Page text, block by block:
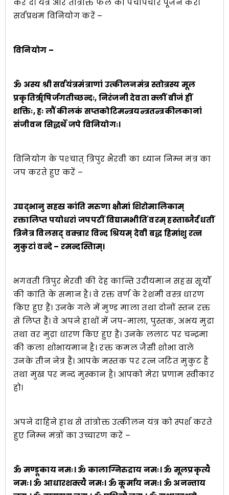
कर दें। यंत्र और तांत्रोक्त फल का पंचोपचार पूजन करें।
सर्वप्रथम विनियोग करें –
विनियोग –
ॐ अस्य श्री सर्वयंत्रमंत्राणां उत्कीलनमंत्र स्तोत्रस्य मूल
प्रकृतिर्ॠषिर्जगतीच्छन्दः, निरंजनी देवता क्लीं बीजं ह्रीं
शक्तिः, ह्रः लौं कीलकं सप्तकोटिमन्त्रयन्त्रतन्त्रकीलकानां
संजीवन सिद्धर्थे जपे विनियोगः।
विनियोग के पश्‍चात् त्रिपुर भैरवी का ध्यान निम्न मंत्र का
जप करते हुए करें –
उद्यद्भानु सहस्र कांति मरुणा क्षौमां शिरोमालिकाम्
रक्तालिप्त पयोधरां जपपटीं विद्यामभीतिं वरम् हस्ताब्जैर्दधतीं
त्रिनेत्र विलसद् वक्त्रार विन्द श्रियम् देवी बद्ध हिमांशु रत्न
मुकुटां वन्दे – रमन्दस्तिाम्।
भगवती त्रिपुर भैरवी की देह कान्ति उदीयमान सहस्र सूर्यों
की कांति के समान है। वे रक्त वर्ण के रेशमी वस्त्र धारण
किए हुए हैं। उनके गले में मुण्ड माला तथा दोनों स्तन रक्त
से लिप्त हैं। वे अपने हाथों में जप-माला, पुस्तक, अभय मुद्रा
तथा वर मुद्रा धारण किए हुए हैं। उनके ललाट पर चन्द्रमा
की कला शोभायमान है। रक्त कमल जैसी शोभा वाले
उनके तीन नेत्र हैं। आपके मस्तक पर रत्न जटित मुकुट है
तथा मुख पर मन्द मुस्कान है। आपको मेरा प्रणाम स्वीकार
हो।
अपने दाहिने हाथ से तांत्रोक्त उत्कीलन यंत्र को स्पर्श करते
हुए निम्न मंत्रों का उच्चारण करें –
ॐ मण्डूकाय नमः। ॐ कालाग्निरुद्राय नमः। ॐ मूलप्रकृत्यै
नमः। ॐ आधारशक्त्यै नमः। ॐ कूर्माय नमः। ॐ अनन्ताय